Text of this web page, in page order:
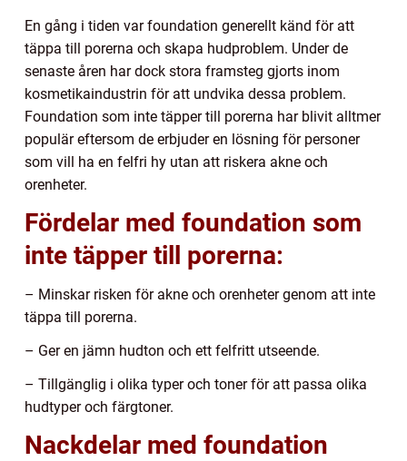
En gång i tiden var foundation generellt känd för att
täppa till porerna och skapa hudproblem. Under de
senaste åren har dock stora framsteg gjorts inom
kosmetikaindustrin för att undvika dessa problem.
Foundation som inte täpper till porerna har blivit alltmer
populär eftersom de erbjuder en lösning för personer
som vill ha en felfri hy utan att riskera akne och
orenheter.
Fördelar med foundation som
inte täpper till porerna:
– Minskar risken för akne och orenheter genom att inte
täppa till porerna.
– Ger en jämn hudton och ett felfritt utseende.
– Tillgänglig i olika typer och toner för att passa olika
hudtyper och färgtoner.
Nackdelar med foundation